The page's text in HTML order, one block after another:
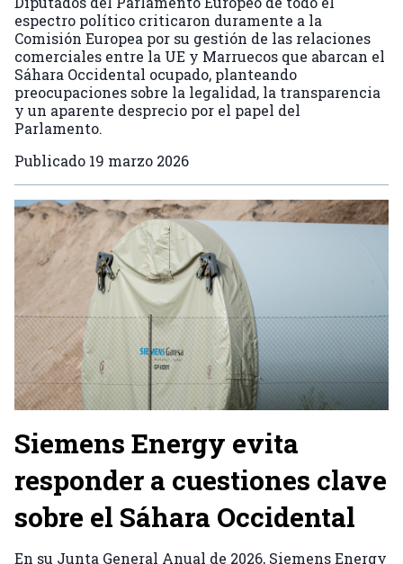
espectro político criticaron duramente a la
Comisión Europea por su gestión de las relaciones
comerciales entre la UE y Marruecos que abarcan el
Sáhara Occidental ocupado, planteando
preocupaciones sobre la legalidad, la transparencia
y un aparente desprecio por el papel del
Parlamento.
Publicado 19 marzo 2026
Siemens Energy evita
responder a cuestiones clave
sobre el Sáhara Occidental
En su Junta General Anual de 2026, Siemens Energy